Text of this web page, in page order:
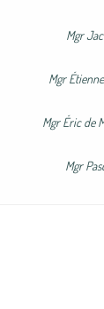
Mgr
Mgr
Mgr Éric de
Mgr